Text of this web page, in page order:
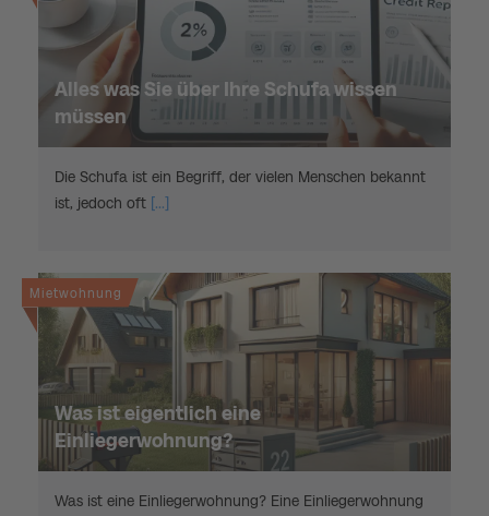
Alles was Sie über Ihre Schufa wissen
müssen
Die Schufa ist ein Begriff, der vielen Menschen bekannt
ist, jedoch oft [...]
Mietwohnung
Was ist eigentlich eine
Einliegerwohnung?
Was ist eine Einliegerwohnung? Eine Einliegerwohnung